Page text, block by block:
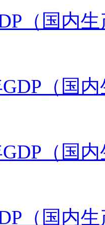
（国内
（国
（国
（国内